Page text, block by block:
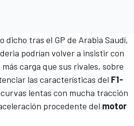
dicho tras el GP de Arabia Saudí,
podrían volver a insistir con
carga que sus rivales, sobre
las características del F1-
curvas lentas con mucha tracción
procedente del motor